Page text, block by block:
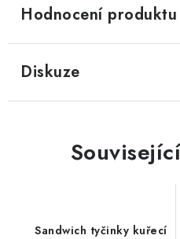
Hodnocení produktu
Diskuze
Sandwich tyčinky kuřecí